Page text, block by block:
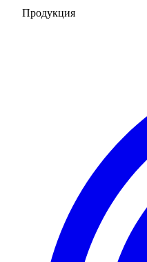
Продукция